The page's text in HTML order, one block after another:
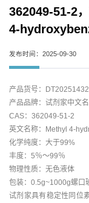
362049-51-2
4-
发布时间：2025-09-30
产品货号：DT20251432
产品品牌：试剂家中文
CAS：362049-51-2
英文名称：Methyl 4-
化学纯度：大于99%
丰度：5％～99％
物理性质：无色液体
包装：0.5g~1000g螺口
试剂家具有稳定性同位